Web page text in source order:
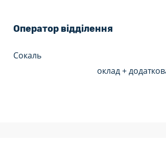
Оператор відділення
Сокаль
оклад +